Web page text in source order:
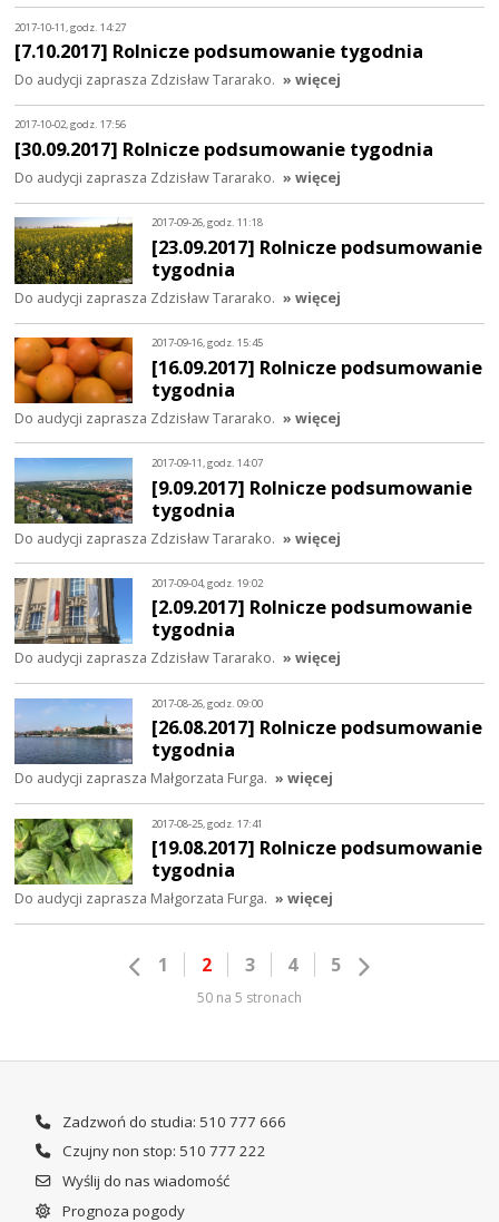
2017-10-11, godz. 14:27
[7.10.2017] Rolnicze podsumowanie tygodnia
Do audycji zaprasza Zdzisław Tararako. » więcej
2017-10-02, godz. 17:56
[30.09.2017] Rolnicze podsumowanie tygodnia
Do audycji zaprasza Zdzisław Tararako. » więcej
2017-09-26, godz. 11:18
[23.09.2017] Rolnicze podsumowanie
tygodnia
Do audycji zaprasza Zdzisław Tararako. » więcej
2017-09-16, godz. 15:45
[16.09.2017] Rolnicze podsumowanie
tygodnia
Do audycji zaprasza Zdzisław Tararako. » więcej
2017-09-11, godz. 14:07
[9.09.2017] Rolnicze podsumowanie
tygodnia
Do audycji zaprasza Zdzisław Tararako. » więcej
2017-09-04, godz. 19:02
[2.09.2017] Rolnicze podsumowanie
tygodnia
Do audycji zaprasza Zdzisław Tararako. » więcej
2017-08-26, godz. 09:00
[26.08.2017] Rolnicze podsumowanie
tygodnia
Do audycji zaprasza Małgorzata Furga. » więcej
2017-08-25, godz. 17:41
[19.08.2017] Rolnicze podsumowanie
tygodnia
Do audycji zaprasza Małgorzata Furga. » więcej
1 2 3 4 5
50 na 5 stronach
Zadzwoń do studia: 510 777 666
Czujny non stop: 510 777 222
Wyślij do nas wiadomość
Prognoza pogody